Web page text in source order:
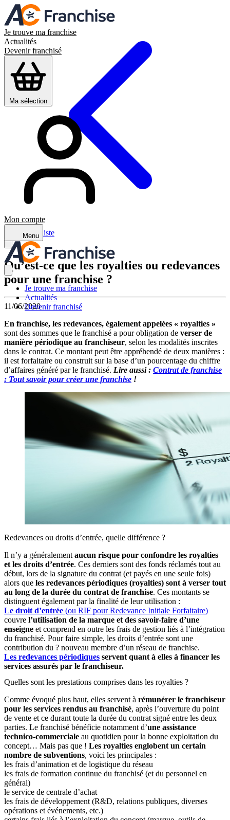
Je trouve ma franchise
Actualités
Devenir franchisé
Ma sélection
Mon compte
Menu
Je trouve ma franchise
Actualités
Devenir franchisé
Retour à la liste
Qu’est-ce que les royalties ou redevances
pour une franchise ?
11/06/2020
En franchise, les redevances, également appelées « royalties »
sont des sommes que le franchisé a pour obligation de verser de
manière périodique au franchiseur, selon les modalités inscrites
dans le contrat. Ce montant peut être appréhendé de deux manières :
il est forfaitaire ou construit sur la base d’un pourcentage du chiffre
d’affaires généré par le franchisé. Lire aussi : Contrat de franchise
: Tout savoir pour créer une franchise !
Redevances ou droits d’entrée, quelle différence ?
Il n’y a généralement aucun risque pour confondre les royalties
et les droits d’entrée. Ces derniers sont des fonds réclamés tout au
début, lors de la signature du contrat (et payés en une seule fois)
alors que les redevances périodiques (royalties) sont à verser tout
au long de la durée du contrat de franchise. Ces montants se
distinguent également par la finalité de leur utilisation :
Le droit d’entrée (ou RIF pour Redevance Initiale Forfaitaire)
couvre l’utilisation de la marque et des savoir-faire d’une
enseigne et comprend en outre les frais de gestion liés à l’intégration
du franchisé. Pour faire simple, les droits d’entrée sont une
contribution du ? nouveau membre d’un réseau de franchise.
Les redevances périodiques servent quant à elles à financer les
services assurés par le franchiseur.
Quelles sont les prestations comprises dans les royalties ?
Comme évoqué plus haut, elles servent à rémunérer le franchiseur
pour les services rendus au franchisé, après l’ouverture du point
de vente et ce durant toute la durée du contrat signé entre les deux
parties. Le franchisé bénéficie notamment d’une assistance
technico-commerciale au quotidien pour la bonne exploitation du
concept… Mais pas que ! Les royalties englobent un certain
nombre de subventions, voici les principales :
les frais d’animation et de logistique du réseau
les frais de formation continue du franchisé (et du personnel en
général)
le service de centrale d’achat
les frais de développement (R&D, relations publiques, diverses
opérations et événements, etc.)